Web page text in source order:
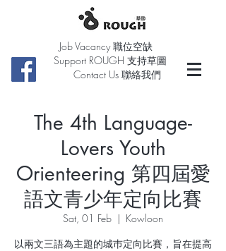
Job Vacancy 職位空缺
Support ROUGH 支持草圖
Contact Us 聯絡我們
The 4th Language-
Lovers Youth
Orienteering 第四屆愛
語文青少年定向比賽
Sat, 01 Feb
  |
Kowloon
以兩文三語為主題的城巿定向比賽，旨在提高